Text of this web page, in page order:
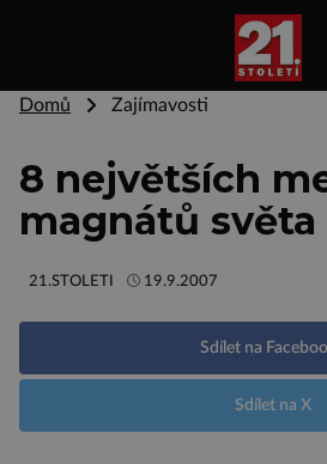
Domů Zajímavosti
8 největších
magnátů světa
21.STOLETI 19.9.2007
Sdílet na
Sdílet na X